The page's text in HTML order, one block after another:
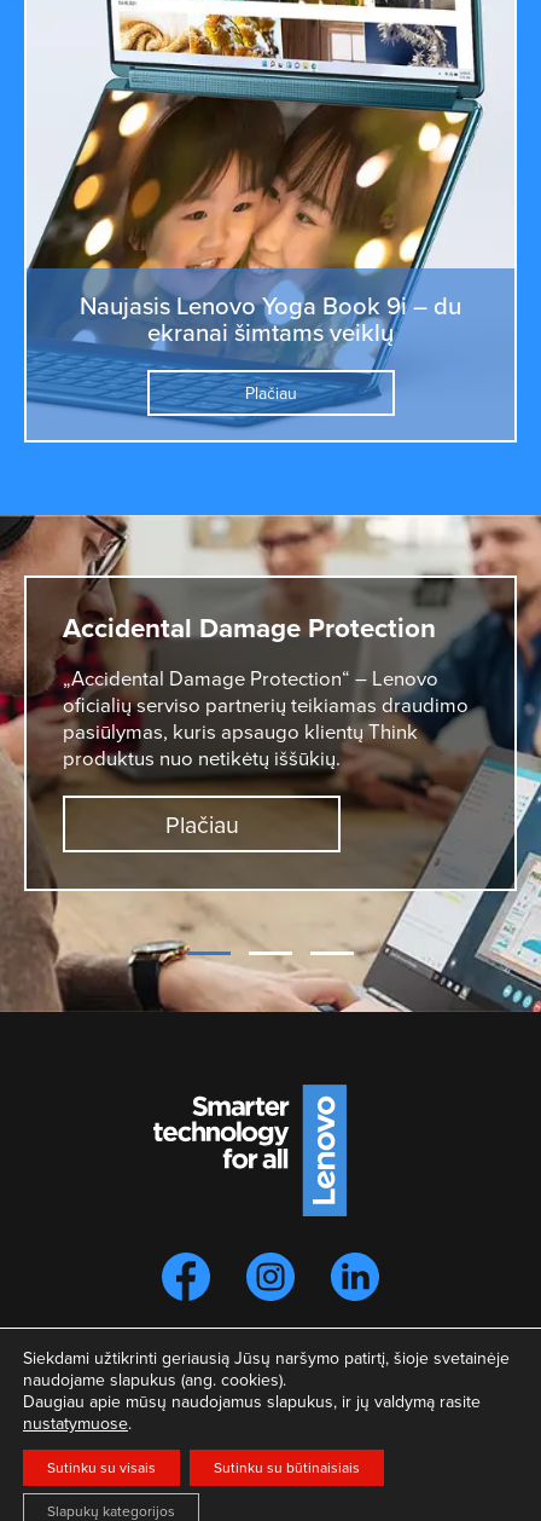
Naujasis Lenovo Yoga Book 9i – du
ekranai šimtams veiklų
Plačiau
Accidental Damage Protection
„Accidental Damage Protection“ – Lenovo
oficialių serviso partnerių teikiamas draudimo
pasiūlymas, kuris apsaugo klientų Think
produktus nuo netikėtų iššūkių.
Plačiau
Privatumo pranešimas
Naudojimo taisyklės
2021 © Smartertechnology.lt - oficiali Lenovo atstovybės Baltijos
šalyse svetainė. Visos teisės saugomos.
Siekdami užtikrinti geriausią Jūsų naršymo patirtį, šioje svetainėje
naudojame slapukus (ang. cookies).
Daugiau apie mūsų naudojamus slapukus, ir jų valdymą rasite
nustatymuose.
Sutinku su visais Sutinku su būtinaisiais
Slapukų kategorijos